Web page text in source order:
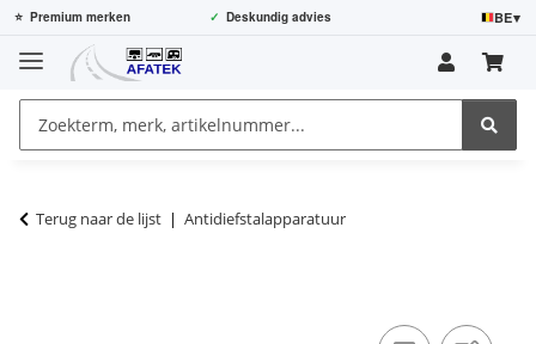
⭐ Premium merken ✓ Deskundig advies BE▾
Terug naar de lijst Antidiefstalapparatuur